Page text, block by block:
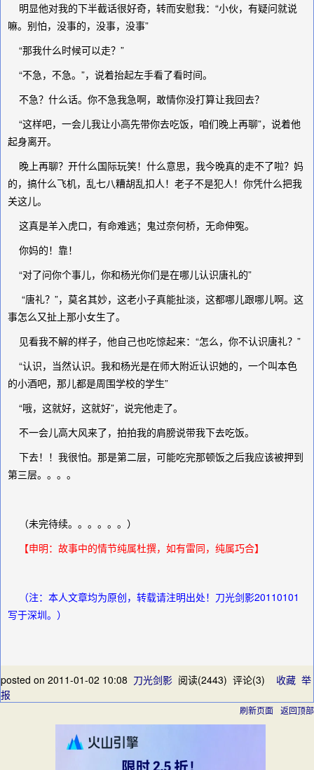
明显他对我的下半截话很好奇，转而安慰我：“小伙，有疑问就说
嘛。别怕，没事的，没事，没事”
“那我什么时候可以走？”
“不急，不急。”，说着抬起左手看了看时间。
不急？什么话。你不急我急啊，敢情你没打算让我回去？
“这样吧，一会儿我让小高先带你去吃饭，咱们晚上再聊”，说着他
起身离开。
晚上再聊？开什么国际玩笑！什么意思，我今晚真的走不了啦？妈
的，搞什么飞机，乱七八糟胡乱扣人！老子不是犯人！你凭什么把我
关这儿。
这真是羊入虎口，有命难逃；鬼过奈何桥，无命伸冤。
你妈的！靠！
“对了问你个事儿，你和杨光你们是在哪儿认识唐礼的”
“唐礼？”，莫名其妙，这老小子真能扯淡，这都哪儿跟哪儿啊。这
事怎么又扯上那小女生了。
见看我不解的样子，他自己也吃惊起来：“怎么，你不认识唐礼？”
“认识，当然认识。我和杨光是在师大附近认识她的，一个叫本色
的小酒吧，那儿都是周围学校的学生”
“哦，这就好，这就好”，说完他走了。
不一会儿高大风来了，拍拍我的肩膀说带我下去吃饭。
下去！！我很怕。那是第二层，可能吃完那顿饭之后我应该被押到
第三层。。。。
（未完待续。。。。。。）
【申明：故事中的情节纯属杜撰，如有雷同，纯属巧合】
（注：本人文章均为原创，转载请注明出处！刀光剑影20110101
写于深圳。）
posted on 2011-01-02 10:08 刀光剑影 阅读(2443) 评论(3) 收藏 举
报
刷新页面 返回顶部